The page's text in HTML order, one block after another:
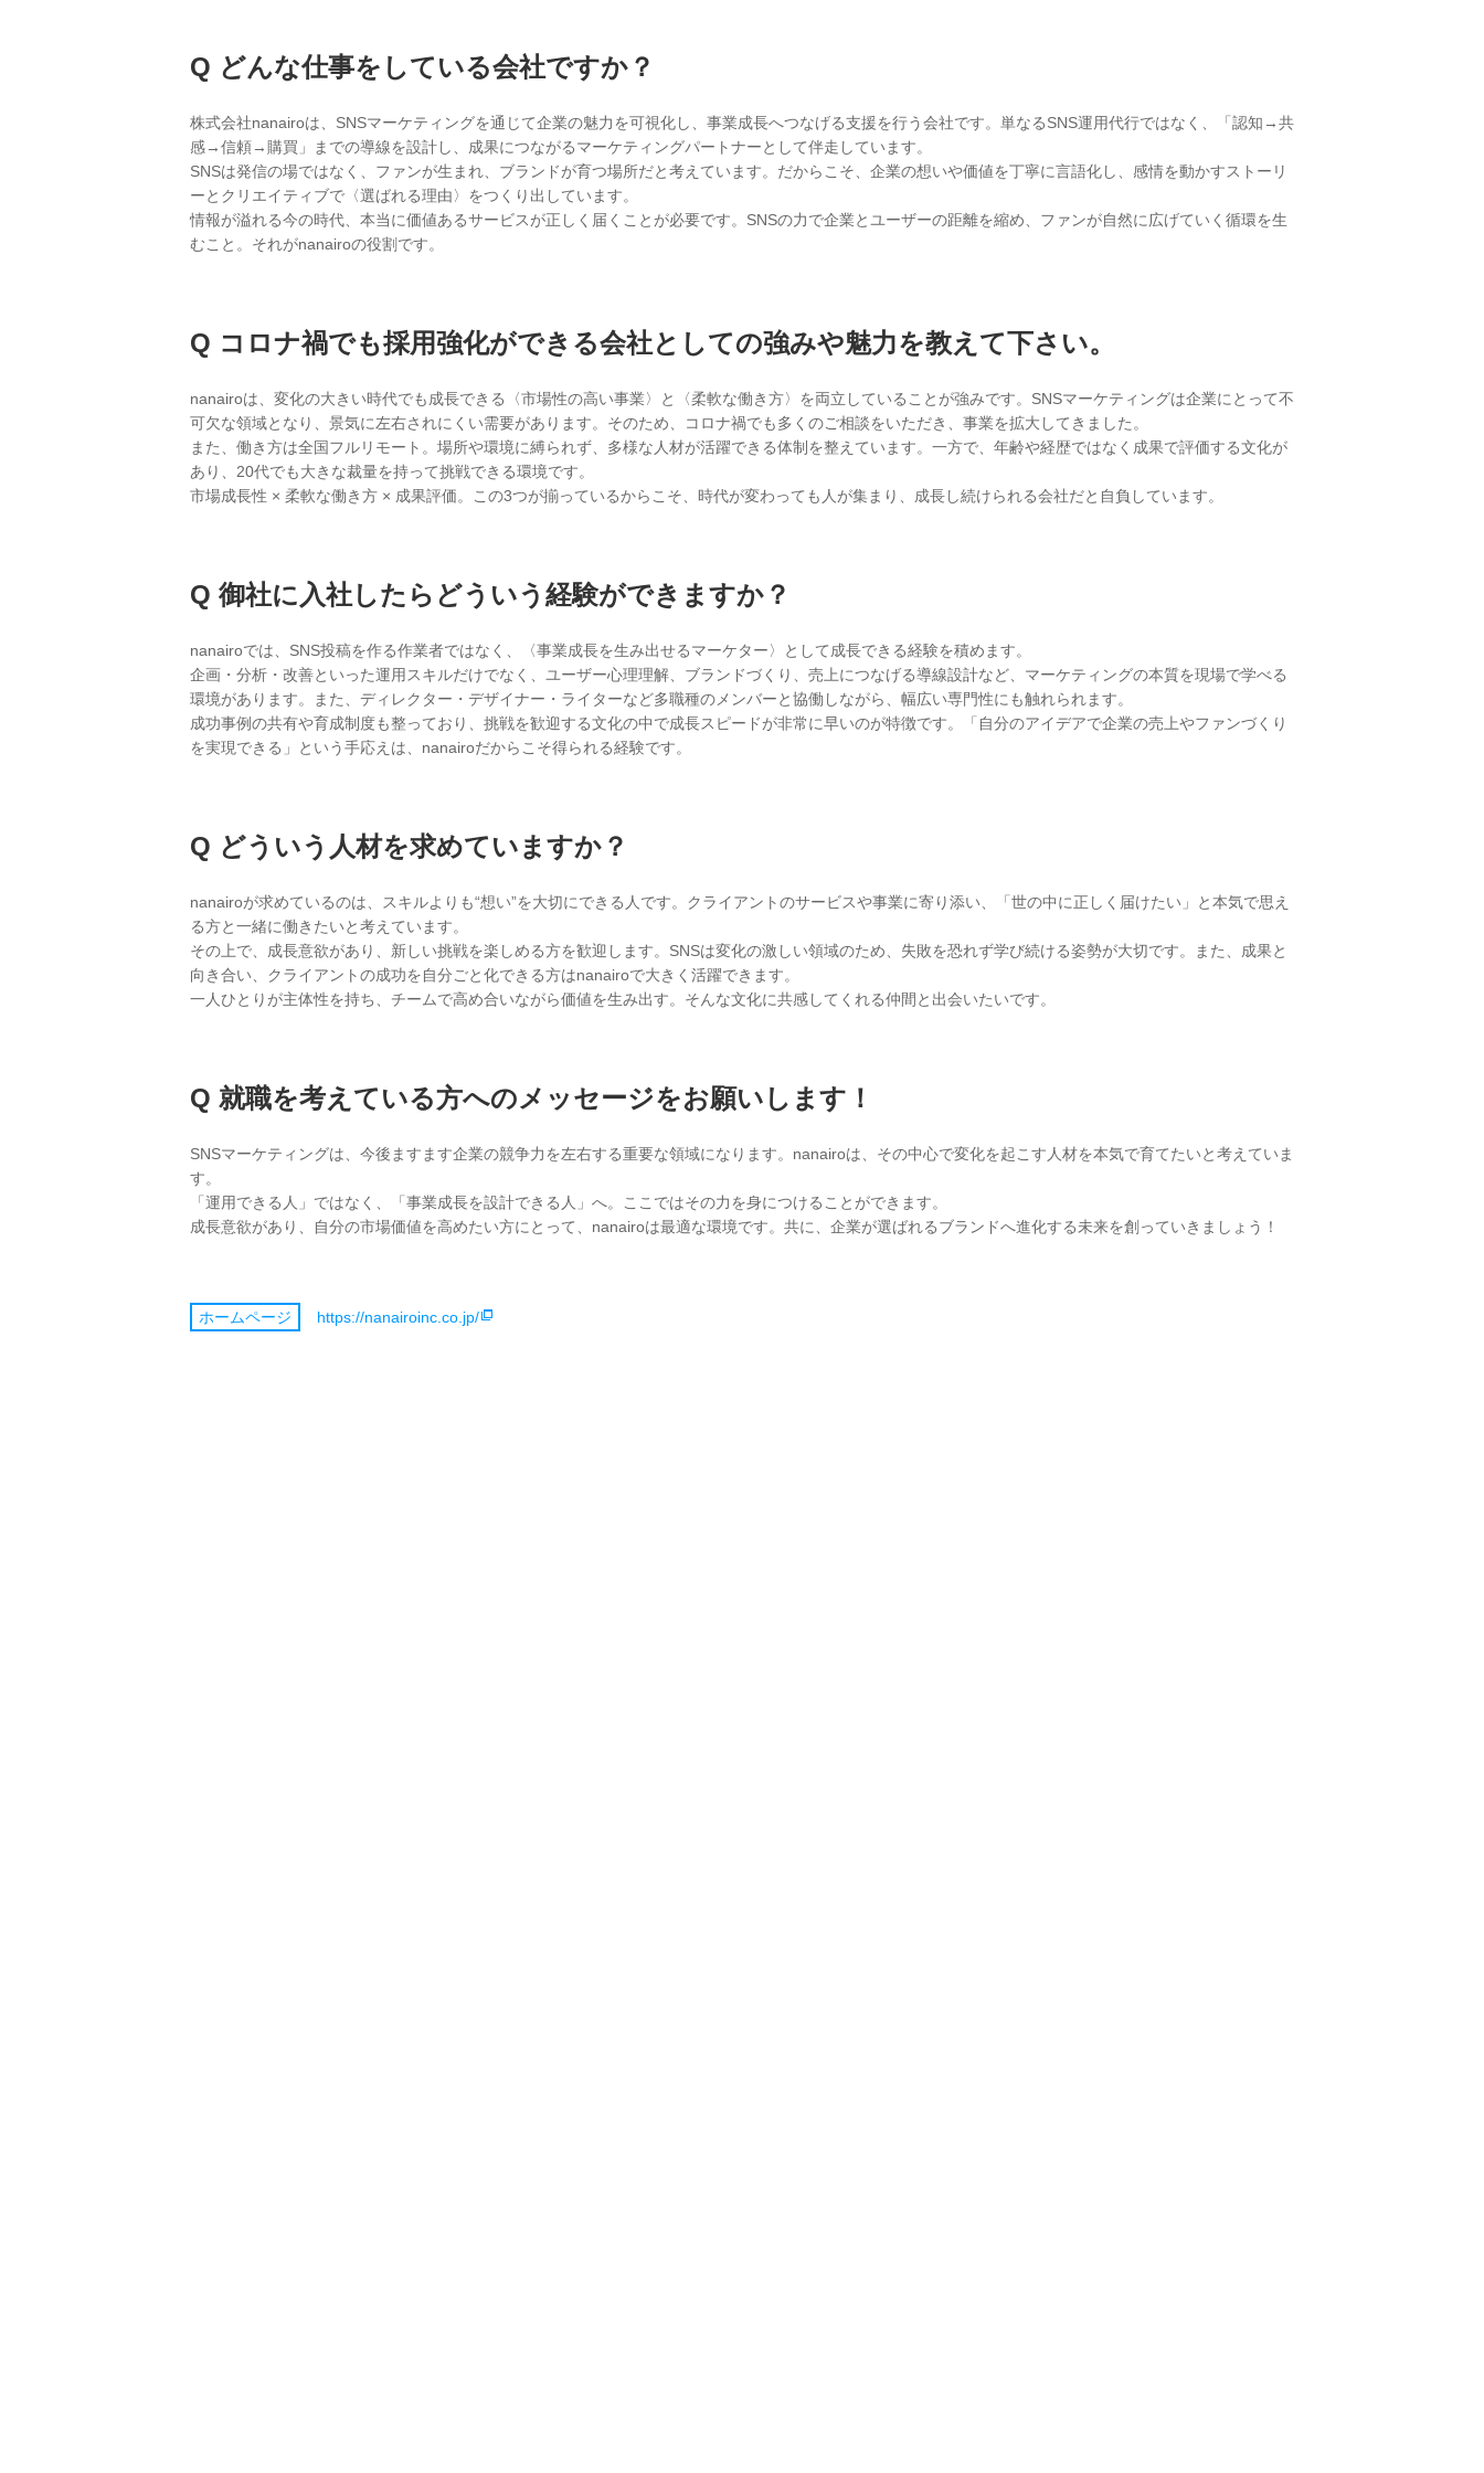
どんな仕事をしている会社ですか？
株式会社nanairoは、SNSマーケティングを通じて企業の魅力を可視化し、事業成長へつなげる支援を行う会社です。単なるSNS運用代行ではなく、「認知→共
感→信頼→購買」までの導線を設計し、成果につながるマーケティングパートナーとして伴走しています。
SNSは発信の場ではなく、ファンが生まれ、ブランドが育つ場所だと考えています。だからこそ、企業の想いや価値を丁寧に言語化し、感情を動かすストーリ
ーとクリエイティブで〈選ばれる理由〉をつくり出しています。
情報が溢れる今の時代、本当に価値あるサービスが正しく届くことが必要です。SNSの力で企業とユーザーの距離を縮め、ファンが自然に広げていく循環を生
むこと。それがnanairoの役割です。
コロナ禍でも採用強化ができる会社としての強みや魅力を教えて下さい。
nanairoは、変化の大きい時代でも成長できる〈市場性の高い事業〉と〈柔軟な働き方〉を両立していることが強みです。SNSマーケティングは企業にとって不
可欠な領域となり、景気に左右されにくい需要があります。そのため、コロナ禍でも多くのご相談をいただき、事業を拡大してきました。
また、働き方は全国フルリモート。場所や環境に縛られず、多様な人材が活躍できる体制を整えています。一方で、年齢や経歴ではなく成果で評価する文化が
あり、20代でも大きな裁量を持って挑戦できる環境です。
市場成長性 × 柔軟な働き方 × 成果評価。この3つが揃っているからこそ、時代が変わっても人が集まり、成長し続けられる会社だと自負しています。
御社に入社したらどういう経験ができますか？
nanairoでは、SNS投稿を作る作業者ではなく、〈事業成長を生み出せるマーケター〉として成長できる経験を積めます。
企画・分析・改善といった運用スキルだけでなく、ユーザー心理理解、ブランドづくり、売上につなげる導線設計など、マーケティングの本質を現場で学べる
環境があります。また、ディレクター・デザイナー・ライターなど多職種のメンバーと協働しながら、幅広い専門性にも触れられます。
成功事例の共有や育成制度も整っており、挑戦を歓迎する文化の中で成長スピードが非常に早いのが特徴です。「自分のアイデアで企業の売上やファンづくり
を実現できる」という手応えは、nanairoだからこそ得られる経験です。
どういう人材を求めていますか？
nanairoが求めているのは、スキルよりも“想い”を大切にできる人です。クライアントのサービスや事業に寄り添い、「世の中に正しく届けたい」と本気で思え
る方と一緒に働きたいと考えています。
その上で、成長意欲があり、新しい挑戦を楽しめる方を歓迎します。SNSは変化の激しい領域のため、失敗を恐れず学び続ける姿勢が大切です。また、成果と
向き合い、クライアントの成功を自分ごと化できる方はnanairoで大きく活躍できます。
一人ひとりが主体性を持ち、チームで高め合いながら価値を生み出す。そんな文化に共感してくれる仲間と出会いたいです。
就職を考えている方へのメッセージをお願いします！
SNSマーケティングは、今後ますます企業の競争力を左右する重要な領域になります。nanairoは、その中心で変化を起こす人材を本気で育てたいと考えていま
す。
「運用できる人」ではなく、「事業成長を設計できる人」へ。ここではその力を身につけることができます。
成長意欲があり、自分の市場価値を高めたい方にとって、nanairoは最適な環境です。共に、企業が選ばれるブランドへ進化する未来を創っていきましょう！
https://nanairoinc.co.jp/